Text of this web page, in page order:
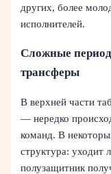
других, более
исполнителей.
Сложные
трансферы
В верхней части
— нередко
команд. В
структура: уходит
полузащитник